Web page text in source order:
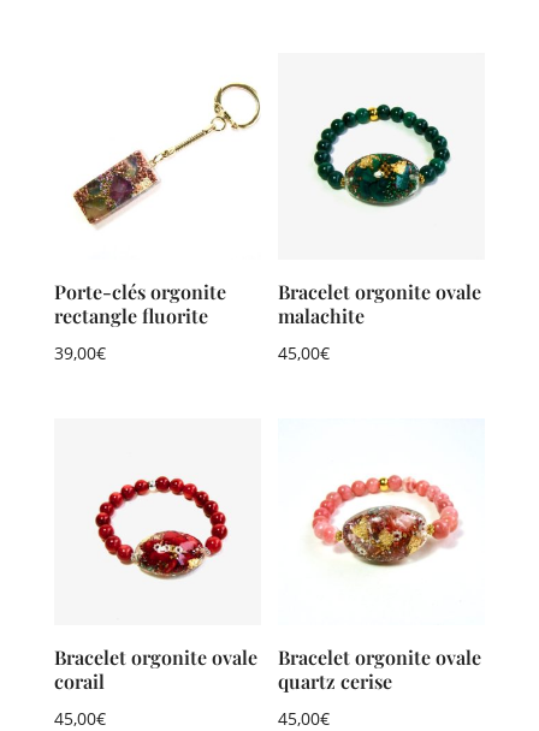
Porte-clés orgonite
rectangle fluorite
39,00€
Bracelet orgonite ovale
malachite
45,00€
Bracelet orgonite ovale
corail
45,00€
Bracelet orgonite ovale
quartz cerise
45,00€